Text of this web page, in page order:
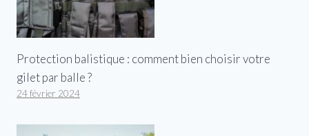
Protection balistique : comment bien choisir votre
gilet par balle ?
24 février 2024